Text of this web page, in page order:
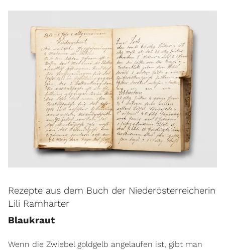
Rezepte aus dem Buch der Niederösterreicherin
Lili Ramharter
Blaukraut
Wenn die Zwiebel goldgelb angelaufen ist, gibt man